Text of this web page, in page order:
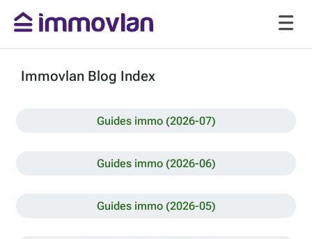
Immovlan Blog Index
Guides immo (2026-07)
Guides immo (2026-06)
Guides immo (2026-05)